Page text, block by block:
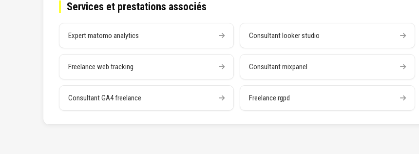
Services et prestations associés
Expert matomo analytics Consultant looker studio
Freelance web tracking Consultant mixpanel
Consultant GA4 freelance Freelance rgpd